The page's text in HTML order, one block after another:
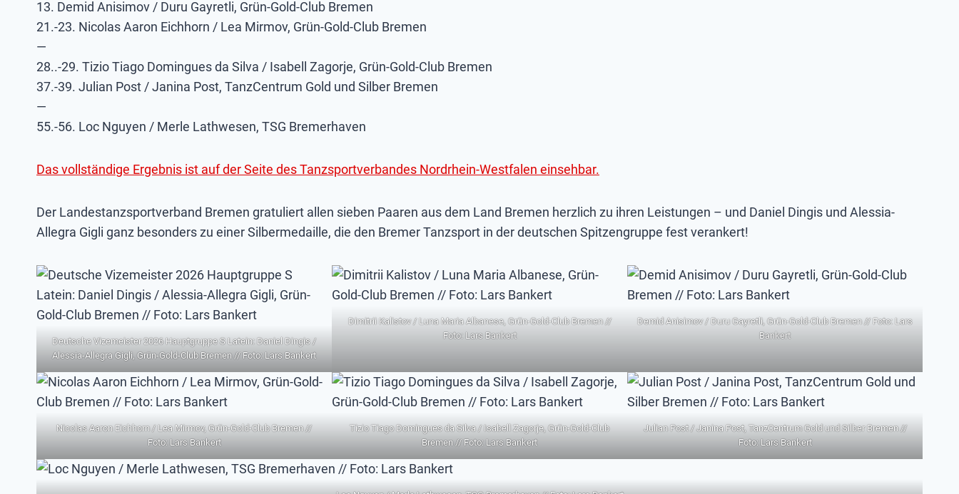
13. Demid Anisimov / Duru Gayretli, Grün-Gold-Club Bremen
21.-23. Nicolas Aaron Eichhorn / Lea Mirmov, Grün-Gold-Club Bremen
—
28..-29. Tizio Tiago Domingues da Silva / Isabell Zagorje, Grün-Gold-Club Bremen
37.-39. Julian Post / Janina Post, TanzCentrum Gold und Silber Bremen
—
55.-56. Loc Nguyen / Merle Lathwesen, TSG Bremerhaven
Das vollständige Ergebnis ist auf der Seite des Tanzsportverbandes Nordrhein-Westfalen einsehbar.
Der Landestanzsportverband Bremen gratuliert allen sieben Paaren aus dem Land Bremen herzlich zu ihren Leistungen – und Daniel Dingis und Alessia-
Allegra Gigli ganz besonders zu einer Silbermedaille, die den Bremer Tanzsport in der deutschen Spitzengruppe fest verankert!
Deutsche Vizemeister 2026 Hauptgruppe S Latein: Daniel Dingis /
Alessia-Allegra Gigli, Grün-Gold-Club Bremen // Foto: Lars Bankert
Dimitrii Kalistov / Luna Maria Albanese, Grün-Gold-Club Bremen //
Foto: Lars Bankert
Demid Anisimov / Duru Gayretli, Grün-Gold-Club Bremen // Foto: Lars
Bankert
Nicolas Aaron Eichhorn / Lea Mirmov, Grün-Gold-Club Bremen //
Foto: Lars Bankert
Tizio Tiago Domingues da Silva / Isabell Zagorje, Grün-Gold-Club
Bremen // Foto: Lars Bankert
Julian Post / Janina Post, TanzCentrum Gold und Silber Bremen //
Foto: Lars Bankert